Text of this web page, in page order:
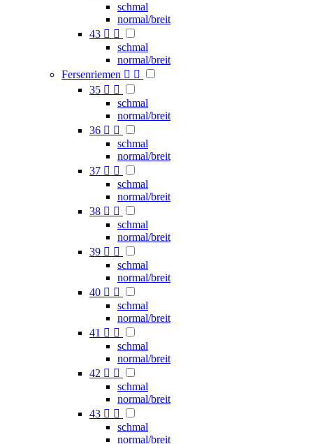
schmal
normal/breit
43  
schmal
normal/breit
Fersenriemen  
35  
schmal
normal/breit
36  
schmal
normal/breit
37  
schmal
normal/breit
38  
schmal
normal/breit
39  
schmal
normal/breit
40  
schmal
normal/breit
41  
schmal
normal/breit
42  
schmal
normal/breit
43  
schmal
normal/breit